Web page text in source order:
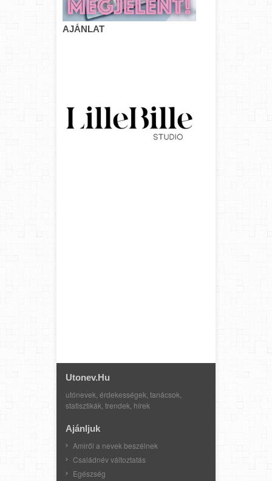
AJÁNLAT
Utonev.hu
utónevek, érdekességek, tanácsok,
statisztikák, trendek, hírek
Ajánljuk
Amiről a nevek beszélnek
Családnév változtatás
Egészség